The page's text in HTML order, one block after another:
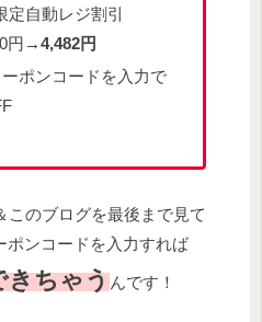
定自動レジ割引
円→4,482円
ポンコードを入力で
このブログを最後まで見て
ポンコードを入力すれば
きちゃうんです！